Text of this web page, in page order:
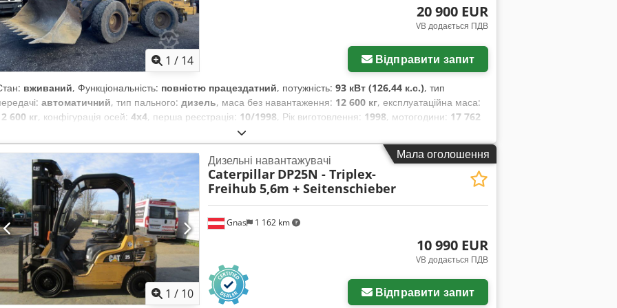
1 / 14
20 900 EUR
VB додається ПДВ
Відправити запит
вживаний, Функціональність: повністю працездатний, потужність: 93 кВт (126,44 к.с.), тип
автоматичний, тип пального: дизель, маса без навантаження: 12 600 кг, експлуатаційна маса:
600 кг, конфігурація осей: 4x4, перша реєстрація: 10/1998, Рік виготовлення: 1998, мотогодини: 17 762
палетні вилки, повний привід
Мала оголошення
1 / 10
Gnas 1 162 km
Дизельні навантажувачі
Caterpillar DP25N - Triplex-
Freihub 5,6m + Seitenschieber
10 990 EUR
VB додається ПДВ
Відправити запит